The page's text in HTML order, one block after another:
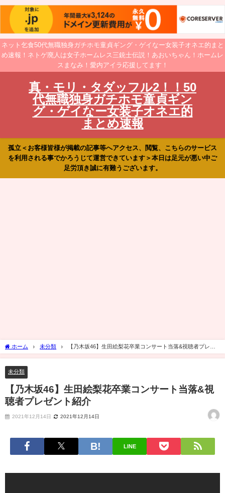
ネット乞食50代無職独身ガチホモ童貞ギング・ゲイなー女装子オネエ的まと
め速報！ネトゲ廃人は女子ホームレス三銃士伝説！あおいちゃん！ホームレ
スまなみ！愛内アイラ応援してます！
真・モリ・タダッフル2！！50
代無職独身ガチホモ童貞ギン
グ・ゲイなー女装子オネエ的
まとめ速報
孤立＜お客様皆様が掲載の記事等へアクセス、閲覧、こちらのサービス
を利用される事でかろうじて運営できています＞本日は足元が悪い中ご
足労頂き誠に有難うございます。
ホーム 未分類
【乃木坂46】生田絵梨花卒業コンサート当落&視聴者プレゼ
ント紹介
未分類
【乃木坂46】生田絵梨花卒業コンサート当落&視
聴者プレゼント紹介
2021年12月14日 2021年12月14日
LINE